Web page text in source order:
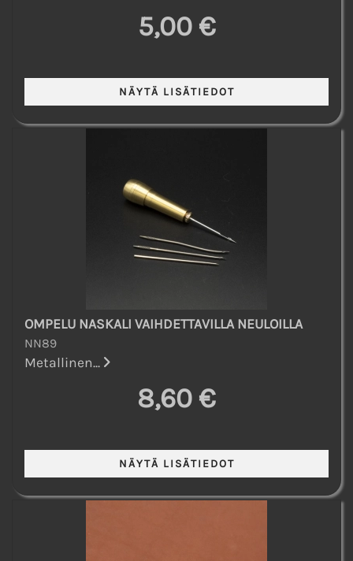
5,00 €
OMPELU NASKALI VAIHDETTAVILLA NEULOILLA
NN89
Metallinen...
8,60 €